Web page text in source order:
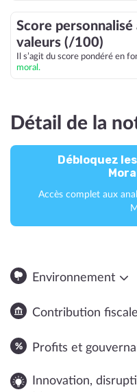
Score personnalisé
valeurs (/100)
Il s’agit du score pondéré en
moral.
Détail de la
Débloquez
Accès complet aux
Environnement
Contribution
Profits et
Innovation,